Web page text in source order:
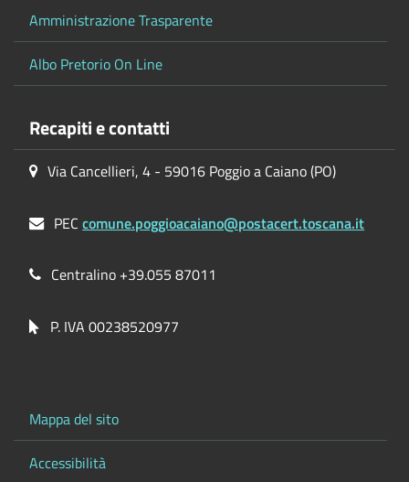
Amministrazione Trasparente
Albo Pretorio On Line
Recapiti e contatti
Via Cancellieri, 4 - 59016 Poggio a Caiano (PO)
PECcomune.poggioacaiano@postacert.toscana.it
Centralino +39.055 87011
P. IVA 00238520977
Mappa del sito
Accessibilità